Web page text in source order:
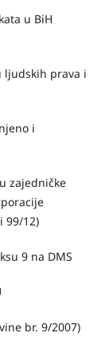
u BiH
ljudskih prava i
i
zajedničke
99/12)
9 na DMS
br. 9/2007)